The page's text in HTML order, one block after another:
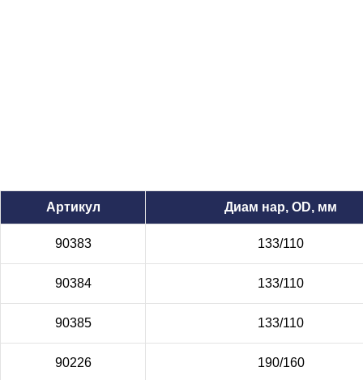
Артикул Диам нар, OD, мм
90383 133/110
90384 133/110
90385 133/110
90226 190/160